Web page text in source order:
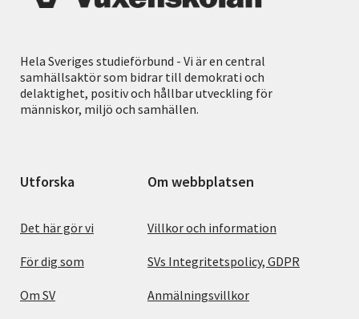
Hela Sveriges studieförbund - Vi är en central
samhällsaktör som bidrar till demokrati och
delaktighet, positiv och hållbar utveckling för
människor, miljö och samhällen.
Utforska
Det här gör vi
För dig som
Om SV
Om webbplatsen
Villkor och information
SVs Integritetspolicy, GDPR
Anmälningsvillkor